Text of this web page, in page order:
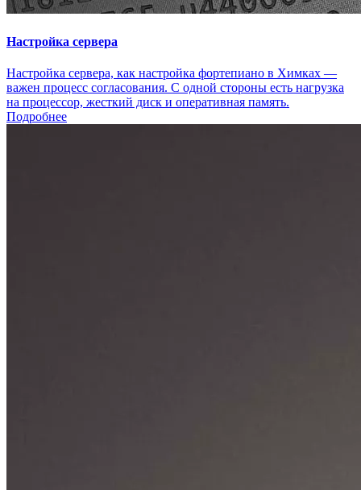
Настройка сервера
Настройка сервера, как настройка фортепиано в Химках —
важен процесс согласования. С одной стороны есть нагрузка
на процессор, жесткий диск и оперативная память.
Подробнее